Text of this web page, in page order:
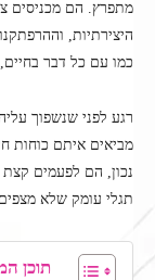
מתפרץ. הם מכניסים
היצירתיות,
כמו עם כל דבר
רגע לפני שנשפוך
מביאים איתם כוחות
נכון, הם לפעמים
תגלי עומק שלא מצפים
תוכן